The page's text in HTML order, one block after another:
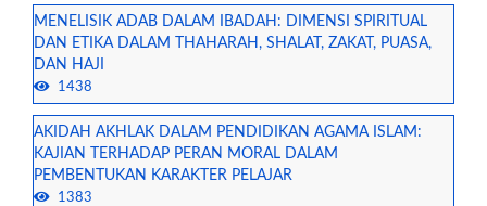
MENELISIK ADAB DALAM IBADAH: DIMENSI SPIRITUAL
DAN ETIKA DALAM THAHARAH, SHALAT, ZAKAT, PUASA,
DAN HAJI
1438
AKIDAH AKHLAK DALAM PENDIDIKAN AGAMA ISLAM:
KAJIAN TERHADAP PERAN MORAL DALAM
PEMBENTUKAN KARAKTER PELAJAR
1383